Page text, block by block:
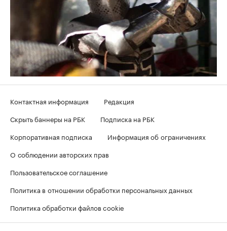
Контактная информация
Редакция
Скрыть баннеры на РБК
Подписка на РБК
Корпоративная подписка
Информация об ограничениях
О соблюдении авторских прав
Пользовательское соглашение
Политика в отношении обработки персональных данных
Политика обработки файлов cookie